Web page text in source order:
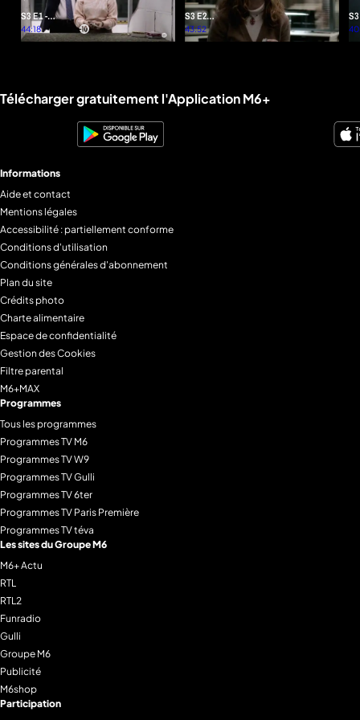
S3 E1 -
Développement
personnel
44:18
S3 E2 -
Bagages
43:52
Liens utiles M6+.
Télécharger gratuitement l'Application M6+
Informations
Aide et contact
Mentions légales
Accessibilité : partiellement conforme
Conditions d'utilisation
Conditions générales d'abonnement
Plan du site
Crédits photo
Charte alimentaire
Espace de confidentialité
Gestion des Cookies
Filtre parental
M6+MAX
Programmes
Tous les programmes
Programmes TV M6
Programmes TV W9
Programmes TV Gulli
Programmes TV 6ter
Programmes TV Paris Première
Programmes TV téva
Les sites du Groupe M6
M6+ Actu
RTL
RTL2
Funradio
Gulli
Groupe M6
Publicité
M6shop
Participation